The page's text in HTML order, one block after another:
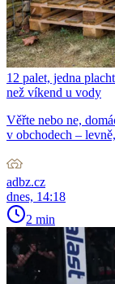
12 palet, jedna
než víkend u vody
Věřte nebo ne,
v obchodech –
adbz.cz
dnes, 14:18
2 min